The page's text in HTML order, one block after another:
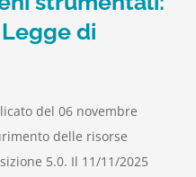
di
del 06 novembre
delle risorse
5.0. Il 11/11/2025